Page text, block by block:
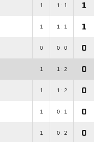
1 1 : 1 1
1 1 : 1 1
0 0 : 0 0
1 1 : 2 0
1 1 : 2 0
1 0 : 1 0
1 0 : 2 0